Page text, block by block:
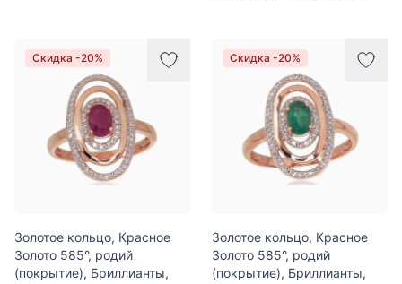
Скидка -20%
Золотое кольцо, Красное
Золото 585°, родий
(покрытие), Бриллианты,
Скидка -20%
Золотое кольцо, Красное
Золото 585°, родий
(покрытие), Бриллианты,